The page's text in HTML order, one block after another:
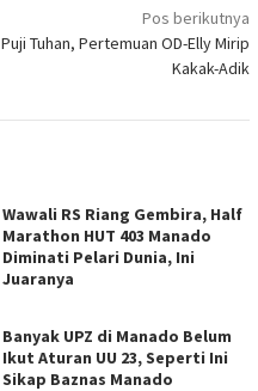
Pos berikutnya
Puji Tuhan, Pertemuan OD-Elly Mirip
Kakak-Adik
Wawali RS Riang Gembira, Half
Marathon HUT 403 Manado
Diminati Pelari Dunia, Ini
Juaranya
Banyak UPZ di Manado Belum
Ikut Aturan UU 23, Seperti Ini
Sikap Baznas Manado